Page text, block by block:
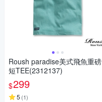
Roush paradise美式飛魚重磅
短TEE(2312137)
$299
5 (1)